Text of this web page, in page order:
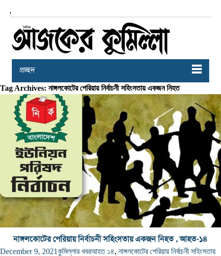
,
প্রচ্ছদ
Tag Archives: নাঙ্গলকোটের পেরিয়ায় নির্বাচনী সহিংসতায় একজন নিহত
নাঙ্গলকোটের পেরিয়ায় নির্বাচনী সহিংসতায় একজন নিহত , আহত-১৪
December 9, 2021কুমিল্লার খবরআহত ১৪, নাঙ্গলকোটের পেরিয়ায় নির্বাচনী সহিংসতায়